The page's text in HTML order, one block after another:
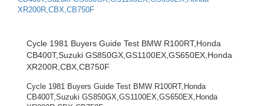
Cycle 1981 Buyers Guide Test BMW R100RT,Honda
CB400T,Suzuki GS850GX,GS1100EX,GS650EX,Honda
XR200R,CBX,CB750F
Cycle 1981 Buyers Guide Test BMW R100RT,Honda
CB400T,Suzuki GS850GX,GS1100EX,GS650EX,Honda